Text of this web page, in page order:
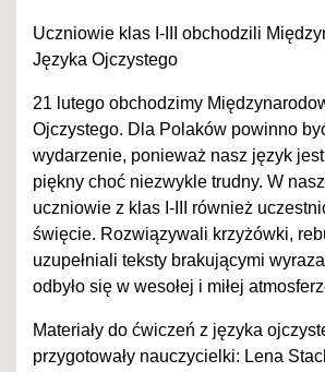
Uczniowie klas I-III obchodzili
Języka Ojczystego
21 lutego obchodzimy
Ojczystego. Dla Polaków powinno
wydarzenie, ponieważ nasz język
piękny choć niezwykle trudny. W
uczniowie z klas I-III również
święcie. Rozwiązywali krzyżówki,
uzupełniali teksty brakującymi
odbyło się w wesołej i miłej
Materiały do ćwiczeń z języka
przygotowały nauczycielki: Lena